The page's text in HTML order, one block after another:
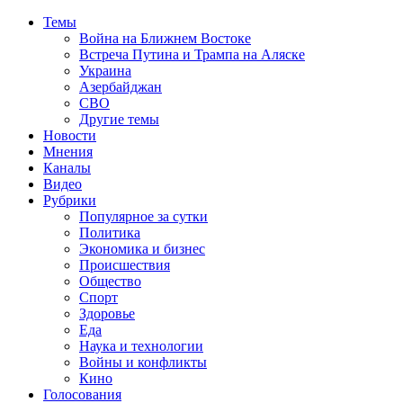
Темы
Война на Ближнем Востоке
Встреча Путина и Трампа на Аляске
Украина
Азербайджан
СВО
Другие темы
Новости
Мнения
Каналы
Видео
Рубрики
Популярное за сутки
Политика
Экономика и бизнес
Происшествия
Общество
Спорт
Здоровье
Еда
Наука и технологии
Войны и конфликты
Кино
Голосования